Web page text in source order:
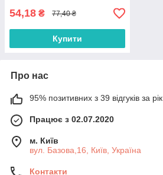
54,18 ₴ 77,40 ₴
Купити
Про нас
95% позитивних з 39 відгуків за рік
Працює з 02.07.2020
м. Київ
вул. Базова,16, Київ, Україна
Контакти